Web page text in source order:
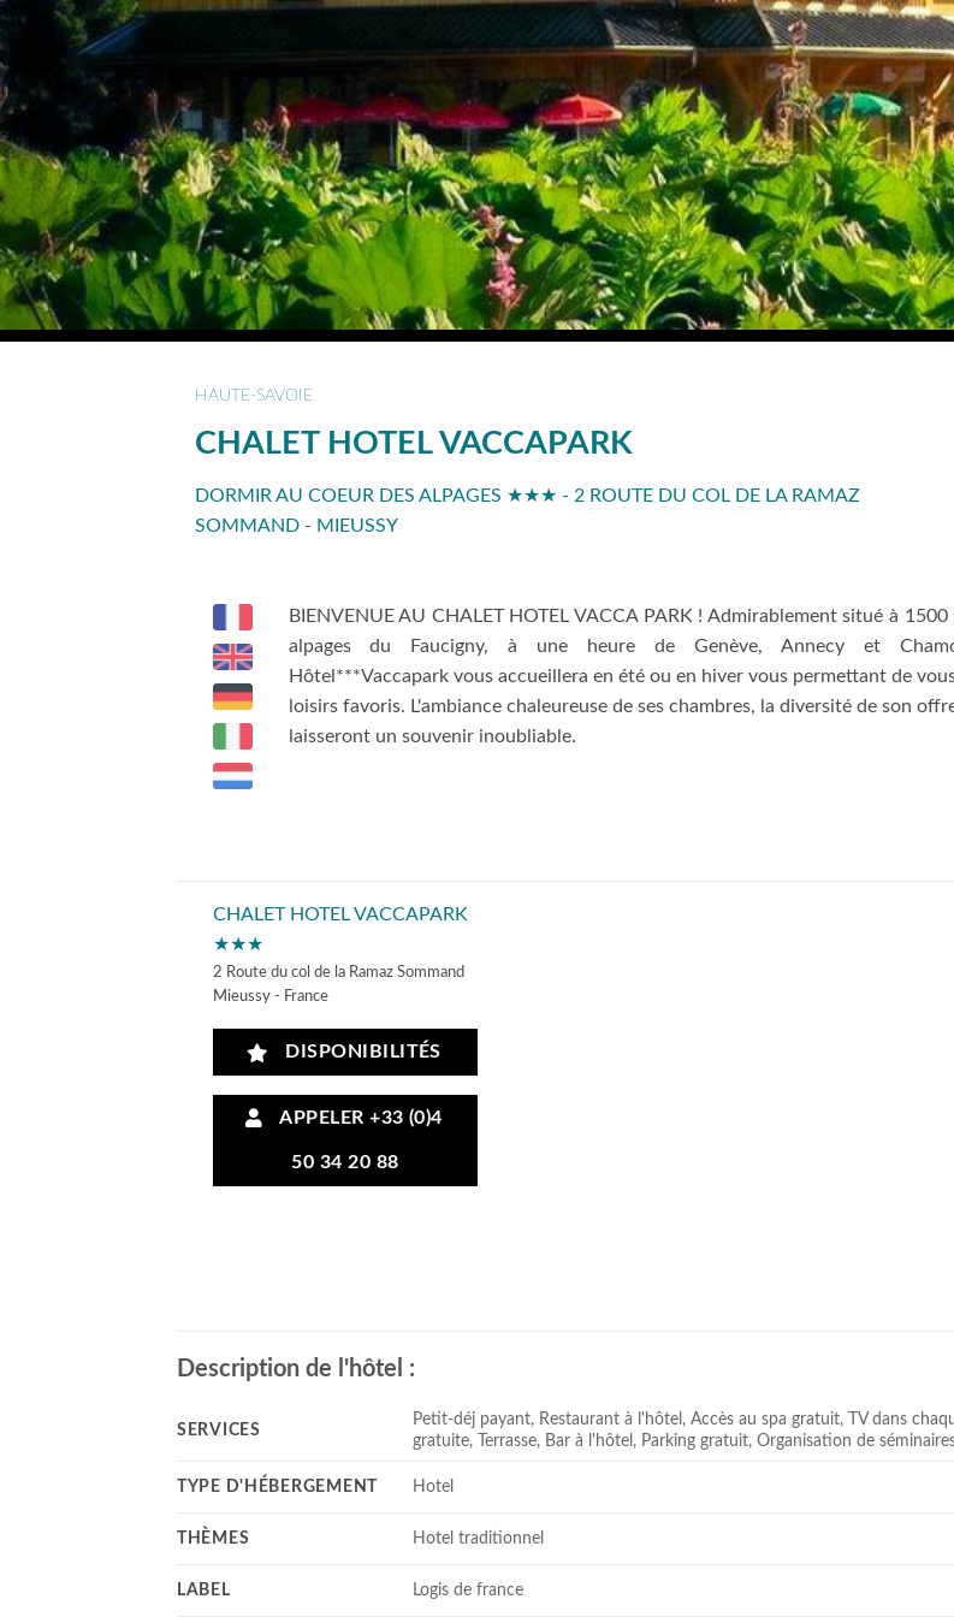
HAUTE-SAVOIE
CHALET HOTEL VACCAPARK
DORMIR AU COEUR DES ALPAGES ★★★ - 2 ROUTE DU COL DE LA RAMAZ
SOMMAND - MIEUSSY
BIENVENUE AU CHALET HOTEL VACCA PARK ! Admirablement situé à
alpages du Faucigny, à une heure de Genève, Annecy et
Hôtel***Vaccapark vous accueillera en été ou en hiver vous permettant de
loisirs favoris. L'ambiance chaleureuse de ses chambres, la diversité de son
laisseront un souvenir inoubliable.
CHALET HOTEL VACCAPARK
★★★
2 Route du col de la Ramaz Sommand
Mieussy - France
DISPONIBILITÉS
APPELER +33 (0)4
50 34 20 88
Description de l'hôtel :
SERVICES
Petit-déj payant, Restaurant à l'hôtel, Accès au spa gratuit, TV dans
gratuite, Terrasse, Bar à l'hôtel, Parking gratuit, Organisation de
TYPE D'HÉBERGEMENT Hotel
THÈMES Hotel traditionnel
LABEL Logis de france